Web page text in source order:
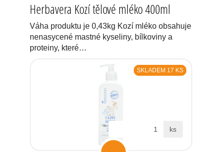
Herbavera Kozí tělové mléko 400ml
Váha produktu je 0,43kg Kozí mléko obsahuje
nenasycené mastné kyseliny, bílkoviny a
proteiny, které…
SKLADEM 17 KS
ks